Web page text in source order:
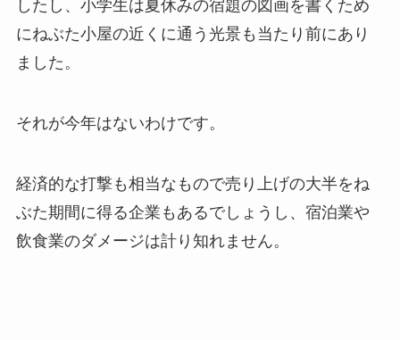
したし、小学生は夏休みの宿題の図画を書くため
にねぶた小屋の近くに通う光景も当たり前にあり
ました。
それが今年はないわけです。
経済的な打撃も相当なもので売り上げの大半をね
ぶた期間に得る企業もあるでしょうし、宿泊業や
飲食業のダメージは計り知れません。